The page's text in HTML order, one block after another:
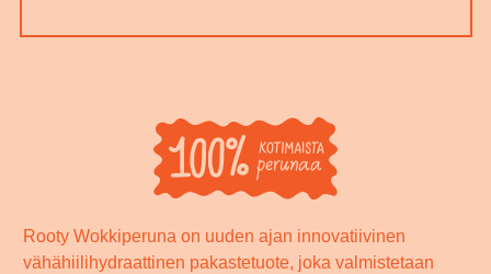
Rooty Wokkiperuna on uuden ajan innovatiivinen
vähähiilihydraattinen pakastetuote, joka valmistetaan